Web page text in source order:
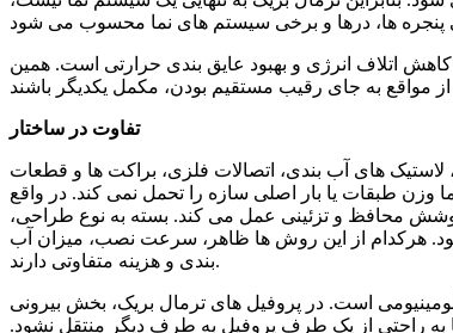
اتلاف انرژی و بهبود عایق بندی حرارتی است. همین
تفاوت در ساختار
لاستیک های آب بندی، اتصالات فلزی، براکت ها و قطعات
طبقات یا بار اصلی سازه را تحمل نمی کند. در واقع
محافظ و تزئینی عمل می کند. بسته به نوع طراحی،
هرکدام از این روش ها ظاهر، سرعت نصب، میزان آب
بندی و هزینه متفاوتی دارند.
است. در پروفیل های ترمال بریک، بخش بیرونی
به راحتی از یک طرف پروفیل به طرف دیگر منتقل نشود.